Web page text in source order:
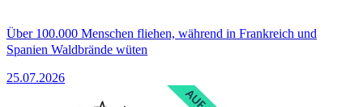
Über 100.000 Menschen fliehen, während in Frankreich und
Spanien Waldbrände wüten
25.07.2026